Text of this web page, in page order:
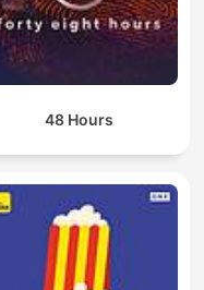
48 Hours